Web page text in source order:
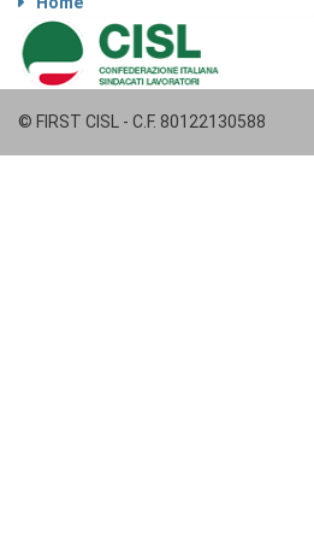
© FIRST CISL - C.F. 80122130588